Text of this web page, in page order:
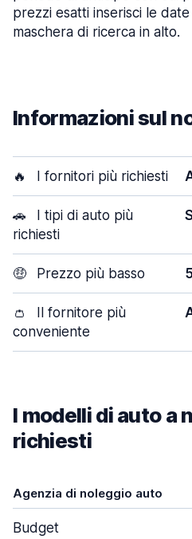
prezzi esatti inserisci le
maschera di ricerca in alto.
Informazioni sul
🔥 I fornitori più richiesti
🚗
I tipi di auto più
richiesti
🤑 Prezzo più basso
👛
Il fornitore più
conveniente
I modelli di auto a
richiesti
Agenzia di noleggio auto
Budget